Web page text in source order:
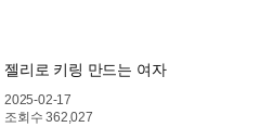
젤리로 키링 만드는 여자
2025-02-17
조회수362,027